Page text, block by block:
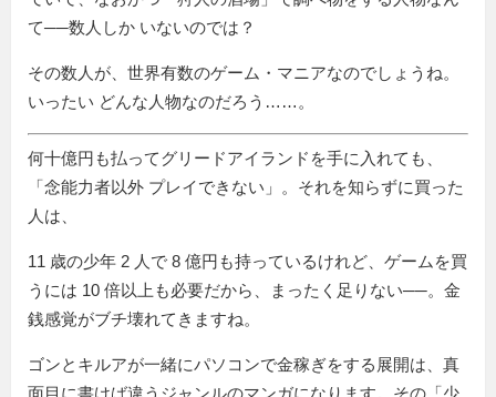
て──数人しか いないのでは？
その数人が、世界有数のゲーム・マニアなのでしょうね。
いったい どんな人物なのだろう……。
何十億円も払ってグリードアイランドを手に入れても、
念能力者以外 プレイできない
。それを知らずに買った
人は、
11 歳の少年 2 人で 8 億円も持っているけれど、ゲームを買
うには 10 倍以上も必要だから、まったく足りない──。金
銭感覚がブチ壊れてきますね。
ゴンとキルアが一緒にパソコンで金稼ぎをする展開は、真